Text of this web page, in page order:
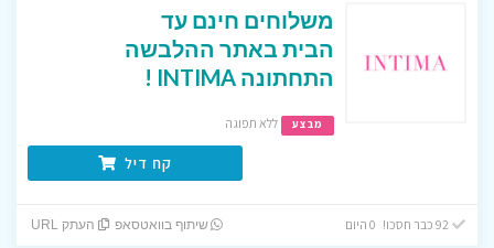
משלוחים חינם עד
הבית באתר ההלבשה
התחתונה INTIMA !
מבצע ללא תפוגה
קח דיל
שיתוף בוואטסאפ העתק URL